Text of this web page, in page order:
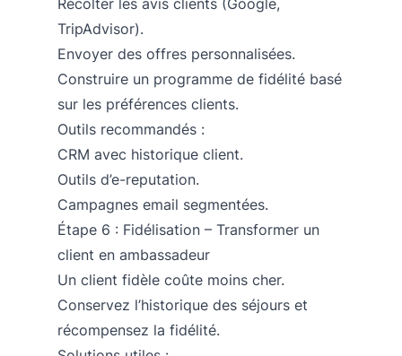
TripAdvisor).
Envoyer des offres personnalisées.
Construire un programme de fidélité basé
sur les préférences clients.
Outils recommandés :
CRM avec historique client.
Outils d’e-reputation.
Campagnes email segmentées.
Étape 6 : Fidélisation – Transformer un
client en ambassadeur
Un client fidèle coûte moins cher.
Conservez l’historique des séjours et
récompensez la fidélité.